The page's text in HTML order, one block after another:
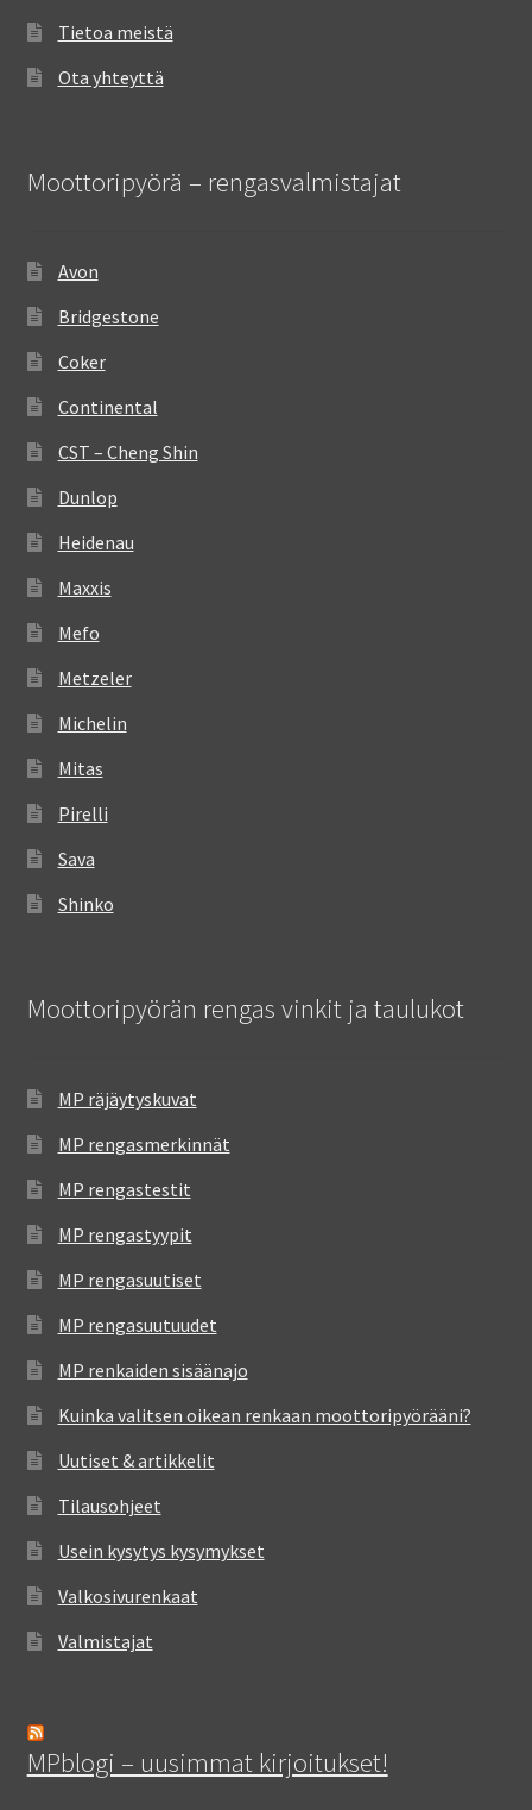
Tietoa meistä
Ota yhteyttä
Moottoripyörä – rengasvalmistajat
Avon
Bridgestone
Coker
Continental
CST – Cheng Shin
Dunlop
Heidenau
Maxxis
Mefo
Metzeler
Michelin
Mitas
Pirelli
Sava
Shinko
Moottoripyörän rengas vinkit ja taulukot
MP räjäytyskuvat
MP rengasmerkinnät
MP rengastestit
MP rengastyypit
MP rengasuutiset
MP rengasuutuudet
MP renkaiden sisäänajo
Kuinka valitsen oikean renkaan moottoripyörääni?
Uutiset & artikkelit
Tilausohjeet
Usein kysytys kysymykset
Valkosivurenkaat
Valmistajat
MPblogi – uusimmat kirjoitukset!